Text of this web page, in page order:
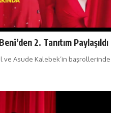
2. Tanıtım Paylaşıldı
ve Asude Kalebek’in başrollerinde